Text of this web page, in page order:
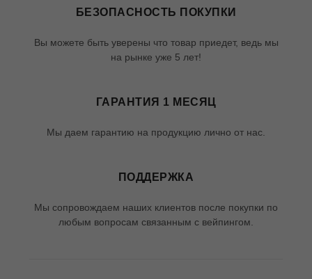
БЕЗОПАСНОСТЬ ПОКУПКИ
Вы можете быть уверены что товар приедет, ведь мы
на рынке уже 5 лет!
ГАРАНТИЯ 1 МЕСЯЦ
Мы даем гарантию на продукцию лично от нас.
ПОДДЕРЖКА
Мы сопровождаем наших клиентов после покупки по
любым вопросам связанным с вейпингом.